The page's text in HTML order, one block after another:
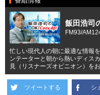
飯田浩司
FM93/
忙しい現代人の朝に最適な情報
ンテーターと朝から熱いディス
見（リスナーズオピニオン）を
ツイートする シ